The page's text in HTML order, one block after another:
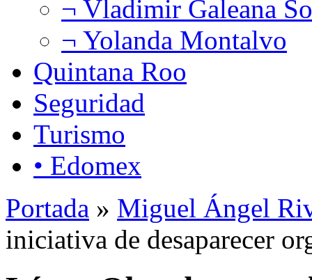
¬ Vladimir Galeana
¬ Yolanda Montalvo
Quintana Roo
Seguridad
Turismo
• Edomex
Portada » Miguel Ángel
iniciativa de desaparecer